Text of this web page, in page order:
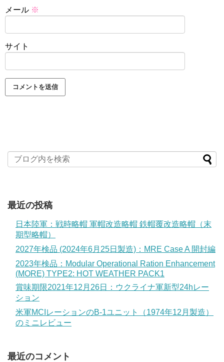
メール ※
サイト
最近の投稿
日本陸軍：戦時略帽 軍帽改造略帽 鉄帽覆改造略帽（末
期型略帽）
2027年検品 (2024年6月25日製造)：MRE Case A 開封編
2023年検品：Modular Operational Ration Enhancement
(MORE) TYPE2: HOT WEATHER PACK1
賞味期限2021年12月26日：ウクライナ軍新型24hレー
ション
米軍MCIレーションのB-1ユニット（1974年12月製造）
のミニレビュー
最近のコメント